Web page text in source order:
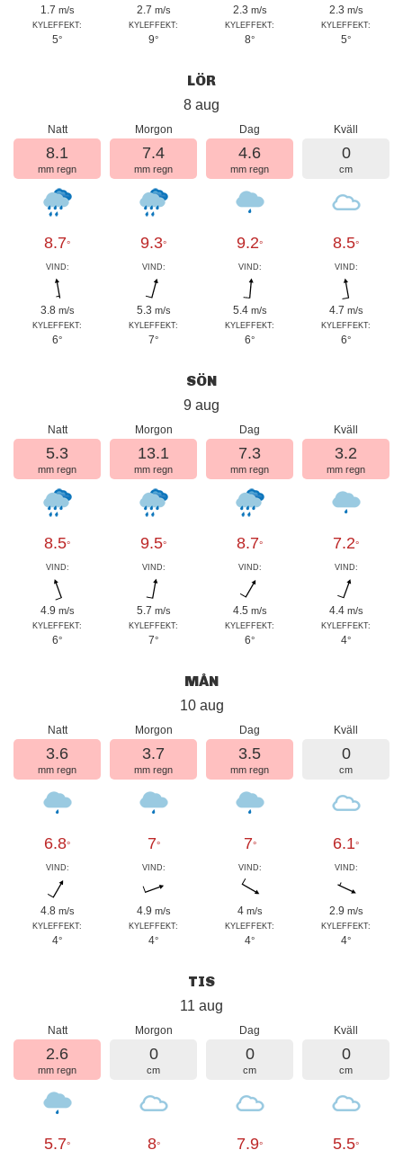
1.7 m/s
KYLEFFEKT:
5°
2.7 m/s
KYLEFFEKT:
9°
2.3 m/s
KYLEFFEKT:
8°
2.3 m/s
KYLEFFEKT:
5°
LÖR
8 aug
Natt
8.1
mm regn
8.7°
VIND:
3.8 m/s
KYLEFFEKT:
6°
Morgon
7.4
mm regn
9.3°
VIND:
5.3 m/s
KYLEFFEKT:
7°
Dag
4.6
mm regn
9.2°
VIND:
5.4 m/s
KYLEFFEKT:
6°
Kväll
0
cm
8.5°
VIND:
4.7 m/s
KYLEFFEKT:
6°
SÖN
9 aug
Natt
5.3
mm regn
8.5°
VIND:
4.9 m/s
KYLEFFEKT:
6°
Morgon
13.1
mm regn
9.5°
VIND:
5.7 m/s
KYLEFFEKT:
7°
Dag
7.3
mm regn
8.7°
VIND:
4.5 m/s
KYLEFFEKT:
6°
Kväll
3.2
mm regn
7.2°
VIND:
4.4 m/s
KYLEFFEKT:
4°
MÅN
10 aug
Natt
3.6
mm regn
6.8°
VIND:
4.8 m/s
KYLEFFEKT:
4°
Morgon
3.7
mm regn
7°
VIND:
4.9 m/s
KYLEFFEKT:
4°
Dag
3.5
mm regn
7°
VIND:
4 m/s
KYLEFFEKT:
4°
Kväll
0
cm
6.1°
VIND:
2.9 m/s
KYLEFFEKT:
4°
TIS
11 aug
Natt
2.6
mm regn
5.7°
Morgon
0
cm
8°
Dag
0
cm
7.9°
Kväll
0
cm
5.5°